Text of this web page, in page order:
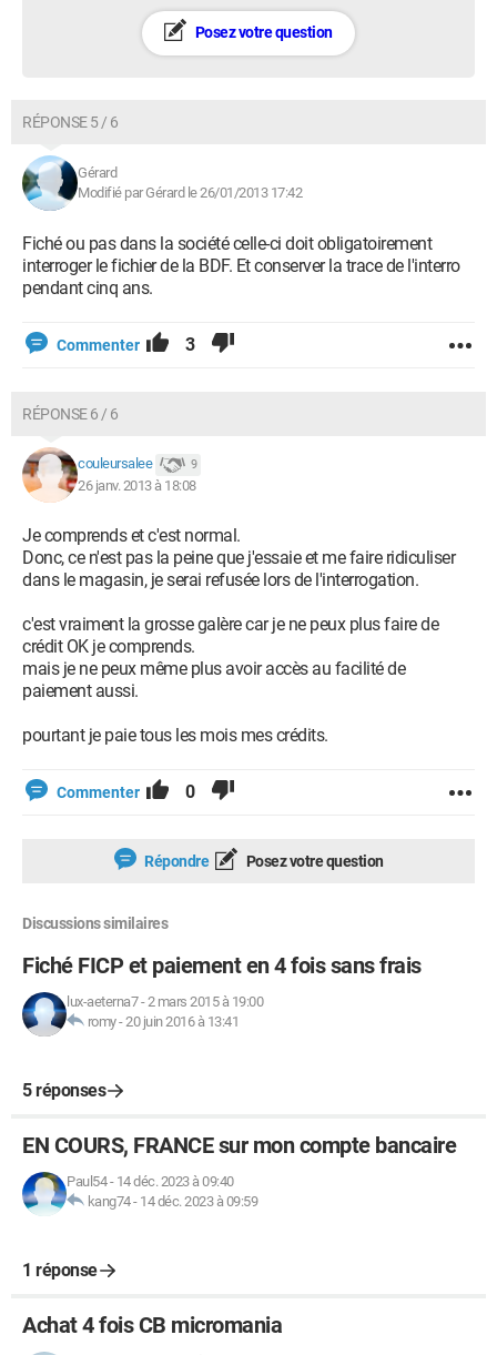
Posez votre question
RÉPONSE 5 / 6
Gérard
Modifié par Gérard le 26/01/2013 17:42
Fiché ou pas dans la société celle-ci doit obligatoirement
interroger le fichier de la BDF. Et conserver la trace de l'interro
pendant cinq ans.
Commenter 3
RÉPONSE 6 / 6
couleursalee 9
26 janv. 2013 à 18:08
Je comprends et c'est normal.
Donc, ce n'est pas la peine que j'essaie et me faire ridiculiser
dans le magasin, je serai refusée lors de l'interrogation.
c'est vraiment la grosse galère car je ne peux plus faire de
crédit OK je comprends.
mais je ne peux même plus avoir accès au facilité de
paiement aussi.
pourtant je paie tous les mois mes crédits.
Commenter 0
Répondre Posez votre question
Discussions similaires
Fiché FICP et paiement en 4 fois sans frais
lux-aeterna7-2 mars 2015 à 19:00
romy-20 juin 2016 à 13:41
5 réponses
EN COURS, FRANCE sur mon compte bancaire
Paul54- 14 déc. 2023 à 09:40
kang74- 14 déc. 2023 à 09:59
1 réponse
Achat 4 fois CB micromania